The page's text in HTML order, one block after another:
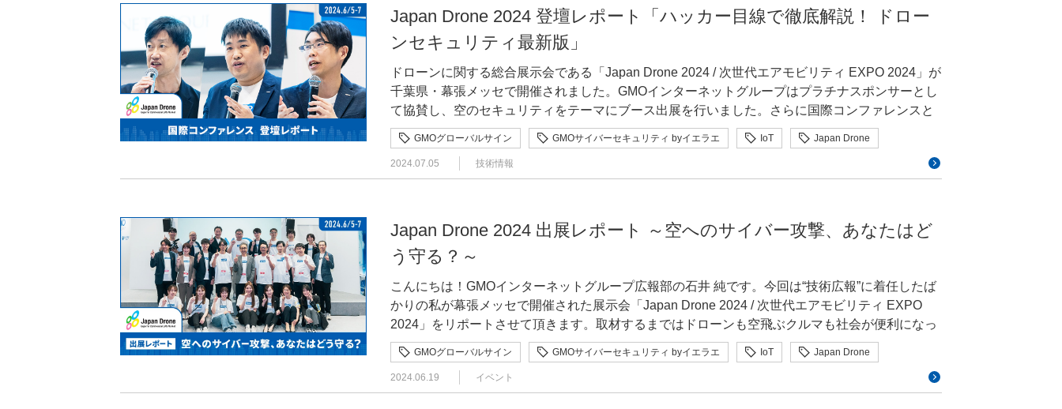
でにPQCに移行しろ」という人が多い中、「そう簡単じゃないんだよ。まだまだ課題がいっぱい
あるんだよ。」ってことを紹介したいと思います。(あまりクリスマスにふさわしくありませ
ん。) RSA 2048ビットの公開鍵暗号はいつ破られそうか？ 現在多くの利用者証明書ではRSA
2048bitの公開鍵暗号が使われており、これがいつ破られそうかがみんなの関心事になっていま
す。Craig Gidneyが2019年に「誤り率0.1%以下の2000万量子ビットを持つ量子コンピューター
があれば、RSA 2048bitを8時間程度で解読できる」と予測する論文を発表しました。そして2025
の量子コンピューターで(多少時間を犠牲にして)1週間で解読可能」と予測しました。NTTと
OptQCが共同で「2030年までに100万量子ビットの実現を目指す」としていると2030年ごろ破ら
れてしまう可能性も出てきたということでしょうか？その他にも予測は様々で[「2039年よりも前
RSA 2048が解読される可能性は39〜62%」という白書もあります。とある2025年10月のカンフ
ァレンスでは量子コンピューターの開発者の方が「(予測はいろいろですが)2045年にはRSA 2048
が解けそうかなぁなんて思ってます。」と仰ってたりもしました。実際にいつ破られるかは別に
リケーション毎のPQC移行準備状況 PQC移行が必要そうなアプリケーションはTLS、SSH、
X.509証明書などありますが、標準の策定状況、実装状況、市場普及状況などをPost Quantum
Cryptography Coalitionがヒートマップの形で毎月公開してくれており、12月分を引用して貼って
おきます。 やはり、鍵共有が署名よりも遅れているのがよくわかります。標準化までのステップ
がとても細かいですが、そこからが長いですよね。7の「Integrated in Libraries(ライブラリに標準
が組み込まれた)」って言ってもそこからが普及まで遠いわけで、、、、 PQC対応暗号ライブラ
Japan Drone 2024 登壇レポート「ハッカー目線で徹底解説！ ドロー
ンセキュリティ最新版」
ドローンに関する総合展示会である「Japan Drone 2024 / 次世代エアモビリティ EXPO 2024」が
千葉県・幕張メッセで開催されました。GMOインターネットグループはプラチナスポンサーとし
て協賛し、空のセキュリティをテーマにブース出展を行いました。さらに国際コンファレンスと
して「ハッカー目線で徹底解説！ ドローンセキュリティ最新版」と題したセッションも開催しま
した。GMOインターネットグループからはGMOサイバーセキュリティbyイエラエから2人の専門
家が参加。経済産業省の担当者がモデレーターとなって、ドローンに対するサイバー攻撃の最新
（展示ホール5・6）千葉県千葉市美浜区中瀬2-1主 催：一般社団法人日本UAS産業振興協議会
（JUIDA）共 催：株式会社コングレ 登壇者 山本健一氏 経済産業省製造産業局航空機武器宇宙
産業課次世代空モビリティ政策室次世代空モビリティ戦略企画調整官小池悠生 GMOサイバーセ
キュリティbyイエラエ株式会社 サイバーセキュリティ事業本部執行役員三村聡志 GMOサイバ
ーセキュリティbyイエラエ株式会社 高度解析部高度解析課 災害現場など様々な分野で活躍する
ドローンの規制の現状 ドローンは現在、空撮や測量、インフラ点検、物流、農業など、様々な分
つがサイバー攻撃のリスクです。 まず冒頭、経済産業省の山本健一氏が、ドローンの活用事例と
して能登半島地震での活用状況を紹介。今回の地震では道路が寸断されて孤立した地域が発生し
て、歩いて行くにも5～6時間かかるような事例が起きていたといいます。 図1 令和6年能登半島
GMOグローバルサイン GMOサイバーセキュリティ byイエラエ IoT Japan Drone
2024.07.05 技術情報
Japan Drone 2024 出展レポート ～空へのサイバー攻撃、あなたはど
う守る？～
こんにちは！GMOインターネットグループ広報部の石井 純です。今回は“技術広報”に着任したば
かりの私が幕張メッセで開催された展示会「Japan Drone 2024 / 次世代エアモビリティ EXPO
2024」をリポートさせて頂きます。取材するまではドローンも空飛ぶクルマも社会が便利になっ
て楽しそう！と思っていた私でしたが…。気を付けるべき“見えないポイント”もあるようですー
出展概要 日 時：2024年6月5日（水）～7日（金）10:00～17:00会 場：幕張メッセ（展示ホー
ル5・6）千葉県千葉市美浜区中瀬2-1主 催：一般社団法人日本UAS産業振興協議会（JUIDA）
GMOグローバルサイン GMOサイバーセキュリティ byイエラエ IoT Japan Drone
2024.06.19 イベント